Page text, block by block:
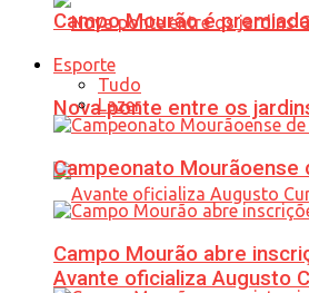
Nova ponte entre os
Avante oficializa Augusto
Campo Mourão é
Esporte
Tudo
Lazer
Campeonato
Campo Mourão abre